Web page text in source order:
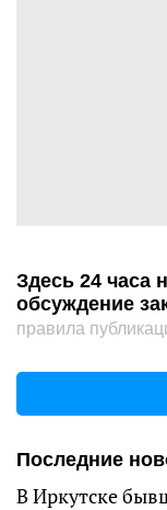
Здесь 24 часа
обсуждение
правила
Последние
В Иркутске